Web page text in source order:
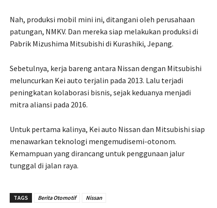
Nah, produksi mobil mini ini, ditangani oleh perusahaan
patungan, NMKV. Dan mereka siap melakukan produksi di
Pabrik Mizushima Mitsubishi di Kurashiki, Jepang.
Sebetulnya, kerja bareng antara Nissan dengan Mitsubishi
meluncurkan Kei auto terjalin pada 2013. Lalu terjadi
peningkatan kolaborasi bisnis, sejak keduanya menjadi
mitra aliansi pada 2016.
Untuk pertama kalinya, Kei auto Nissan dan Mitsubishi siap
menawarkan teknologi mengemudisemi-otonom.
Kemampuan yang dirancang untuk penggunaan jalur
tunggal di jalan raya.
TAGS Berita Otomotif Nissan